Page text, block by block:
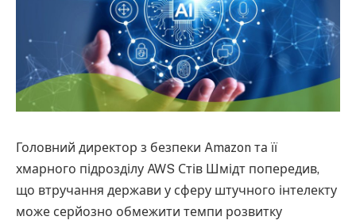
Головний директор з безпеки Amazon та її
хмарного підрозділу AWS Стів Шмідт попередив,
що втручання держави у сферу штучного інтелекту
може серйозно обмежити темпи розвитку